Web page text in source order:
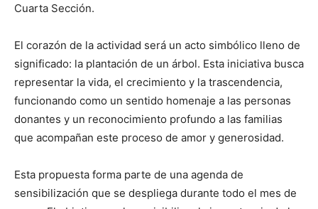
Cuarta Sección.
El corazón de la actividad será un acto simbólico lleno de
significado: la plantación de un árbol. Esta iniciativa busca
representar la vida, el crecimiento y la trascendencia,
funcionando como un sentido homenaje a las personas
donantes y un reconocimiento profundo a las familias
que acompañan este proceso de amor y generosidad.
Esta propuesta forma parte de una agenda de
sensibilización que se despliega durante todo el mes de